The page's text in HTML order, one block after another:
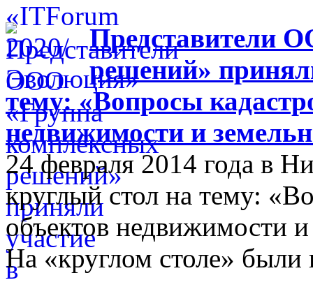
Представители
решений»
тему: «Вопросы
недвижимости и
24 февраля 2014 года в
круглый стол на тему:
объектов недвижимости
На «круглом столе»